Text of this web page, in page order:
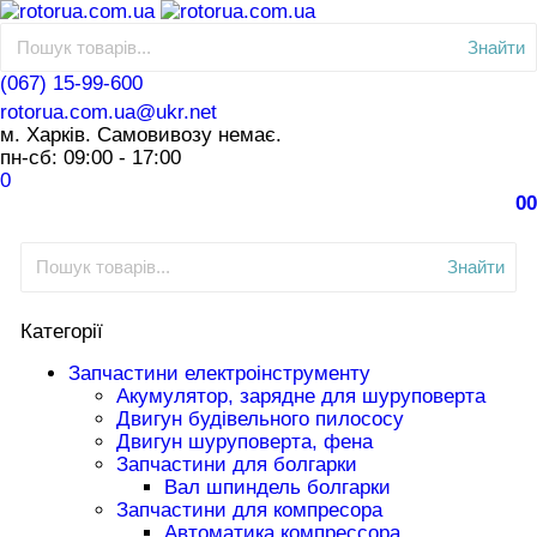
Знайти
(067) 15-99-600
rotorua.com.ua@ukr.net
м. Харків. Самовивозу немає.
пн-сб: 09:00 - 17:00
0
00
Знайти
Категорії
Запчастини електроінструменту
Акумулятор, зарядне для шуруповерта
Двигун будівельного пилососу
Двигун шуруповерта, фена
Запчастини для болгарки
Вал шпиндель болгарки
Запчастини для компресора